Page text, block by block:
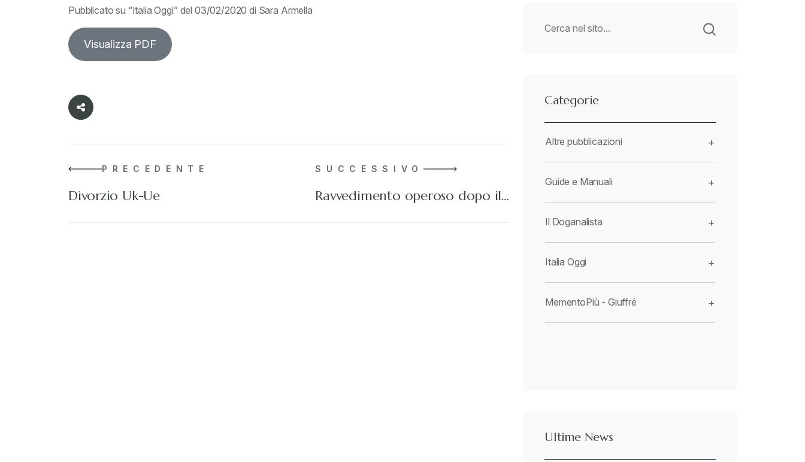
Pubblicato su “Italia Oggi” del 03/02/2020 di Sara Armella
Visualizza PDF
PRECEDENTE
Divorzio Uk-Ue
SUCCESSIVO
Ravvedimento operoso dopo il…
Categorie
Altre pubblicazioni +
Guide e Manuali +
Il Doganalista +
Italia Oggi +
MementoPiù - Giuffré +
Ultime News